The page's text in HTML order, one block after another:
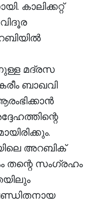
കാലിക്കറ്റ്
മദ്രസ
ബാഖവി
അറബിക്
തന്റെ സംഗ്രഹം